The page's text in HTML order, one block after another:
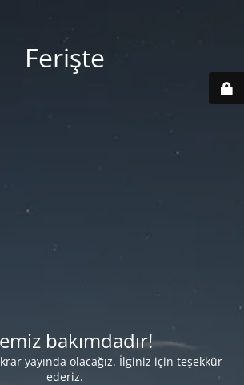
Ferişte
bakımdadır!
yayında olacağız. İlginiz için teşekkür
ederiz.